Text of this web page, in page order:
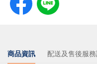
商品資訊 配送及售後服